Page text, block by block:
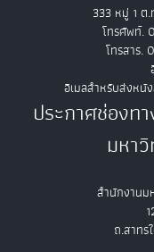
333 หมู่ 1 ต
โทรศัพท์.
โทรสาร.
อีเมลสำหรับส่งหนั
ประกาศช่องท
มหา
สำนักงานม
ถ.สาทร